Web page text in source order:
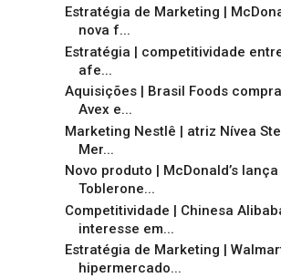
Estratégia de Marketing |
nova f...
Estratégia | competitividade
afe...
Aquisições | Brasil Foods
Avex e...
Marketing Nestlê | atriz Nívea
Mer...
Novo produto | McDonald’s
Toblerone...
Competitividade | Chinesa
interesse em...
Estratégia de Marketing |
hipermercado...